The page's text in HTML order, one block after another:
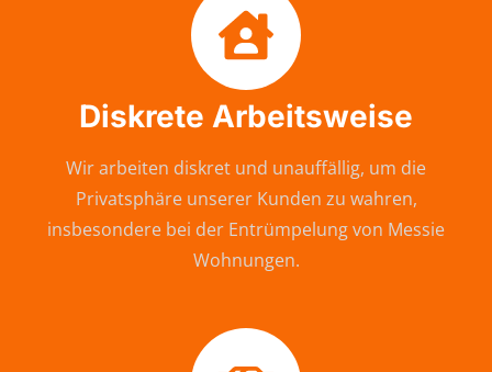
Diskrete Arbeitsweise
Wir arbeiten diskret und unauffällig, um die
Privatsphäre unserer Kunden zu wahren,
insbesondere bei der Entrümpelung von Messie
Wohnungen.